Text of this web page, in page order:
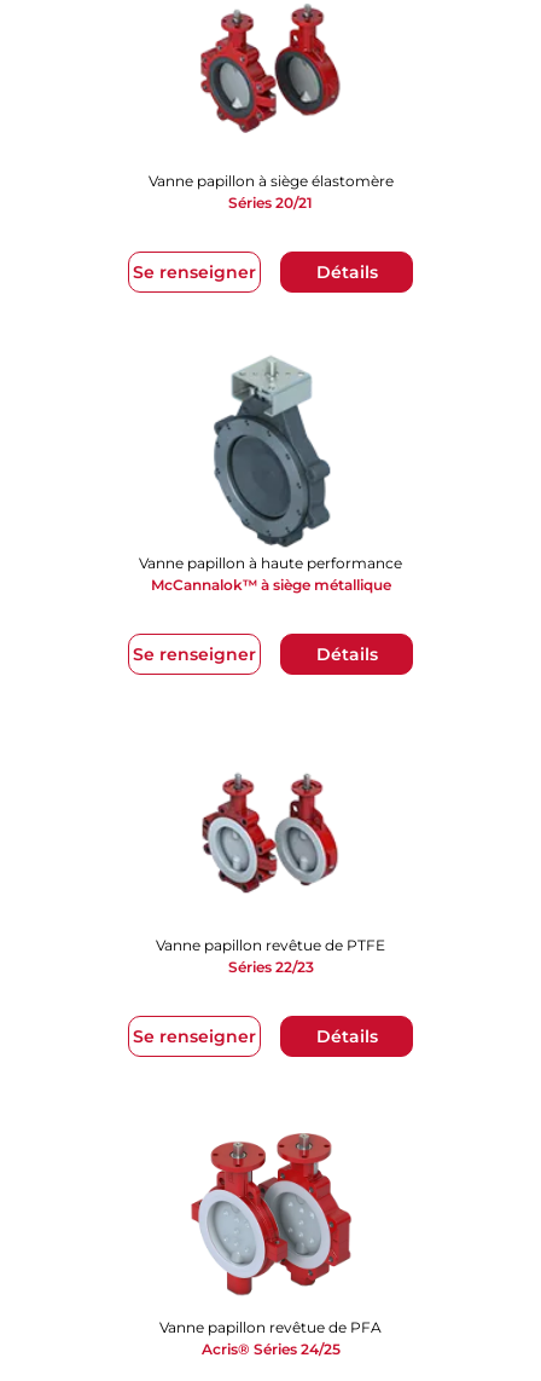
Se renseigner Détails
Vanne papillon à siège élastomère
Séries 20/21
Se renseigner Détails
Vanne papillon à haute performance
McCannalok™ à siège métallique
Se renseigner Détails
Vanne papillon revêtue de PTFE
Séries 22/23
Vanne papillon revêtue de PFA
​​​​​​​Acris® Séries 24/25